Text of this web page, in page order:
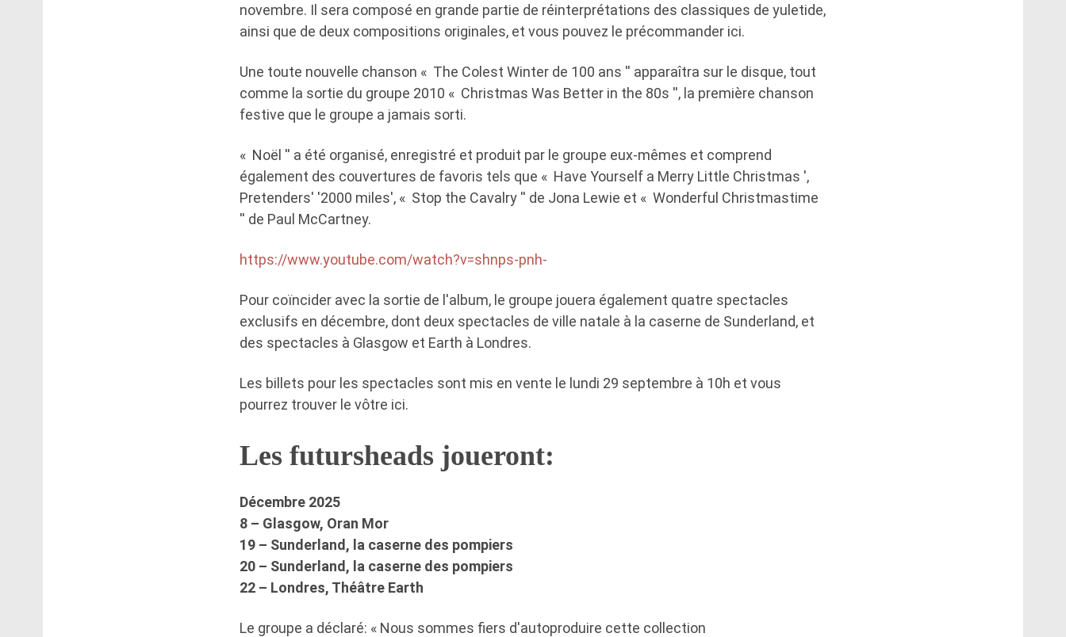
novembre. Il sera composé en grande partie de réinterprétations des classiques de yuletide,
ainsi que de deux compositions originales, et vous pouvez le précommander ici.
Une toute nouvelle chanson « The Colest Winter de 100 ans '' apparaîtra sur le disque, tout
comme la sortie du groupe 2010 « Christmas Was Better in the 80s '', la première chanson
festive que le groupe a jamais sorti.
« Noël '' a été organisé, enregistré et produit par le groupe eux-mêmes et comprend
également des couvertures de favoris tels que « Have Yourself a Merry Little Christmas ',
Pretenders' '2000 miles', « Stop the Cavalry '' de Jona Lewie et « Wonderful Christmastime
'' de Paul McCartney.
https://www.youtube.com/watch?v=shnps-pnh-
Pour coïncider avec la sortie de l'album, le groupe jouera également quatre spectacles
exclusifs en décembre, dont deux spectacles de ville natale à la caserne de Sunderland, et
des spectacles à Glasgow et Earth à Londres.
Les billets pour les spectacles sont mis en vente le lundi 29 septembre à 10h et vous
pourrez trouver le vôtre ici.
Les futursheads joueront:
Décembre 2025
8 – Glasgow, Oran Mor
19 – Sunderland, la caserne des pompiers
20 – Sunderland, la caserne des pompiers
22 – Londres, Théâtre Earth
Le groupe a déclaré: « Nous sommes fiers d'autoproduire cette collection